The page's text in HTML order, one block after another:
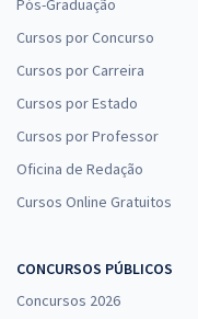
Pós-Graduação
Cursos por Concurso
Cursos por Carreira
Cursos por Estado
Cursos por Professor
Oficina de Redação
Cursos Online Gratuitos
CONCURSOS PÚBLICOS
Concursos 2026